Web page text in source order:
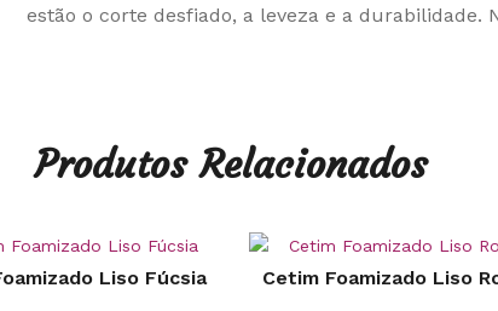
estão o corte desfiado, a leveza e a durabilidade.
Produtos Relacionados
Liso Fúcsia Cetim Foamizado Liso